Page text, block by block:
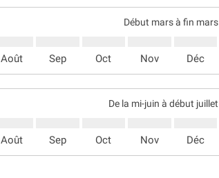
Début mars à fin mars
Août Sep Oct Nov Déc
De la mi-juin à début juillet
Août Sep Oct Nov Déc